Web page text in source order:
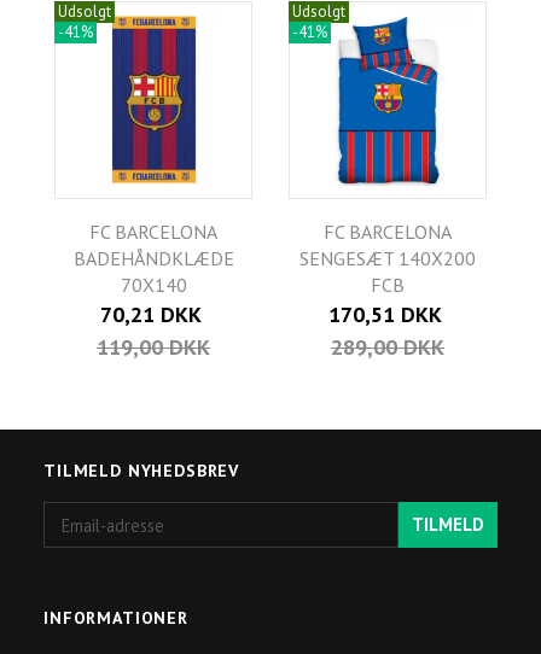
Udsolgt
-41%
FC BARCELONA
BADEHÅNDKLÆDE
70X140
70,21 DKK
119,00 DKK
Udsolgt
-41%
FC BARCELONA
SENGESÆT 140X200
FCB
170,51 DKK
289,00 DKK
TILMELD NYHEDSBREV
adresse
TILMELD
INFORMATIONER